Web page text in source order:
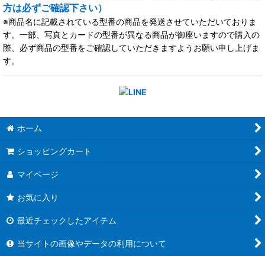
方は必ずご確認下さい）
※商品名に記載されている型番の商品を発送させていただいておりま
す。一部、写真とカードの型番が異なる商品が御座いますので購入の
際、必ず商品の型番をご確認していただきますようお願い申し上げま
す。
ホーム
ショッピングカート
マイページ
お気に入り
最近チェックしたアイテム
当サイトの画像やデータの利用について